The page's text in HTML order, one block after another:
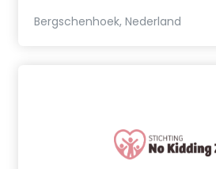
Bergschenhoek, Nederland